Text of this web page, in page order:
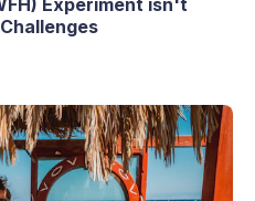
Experiment isn't